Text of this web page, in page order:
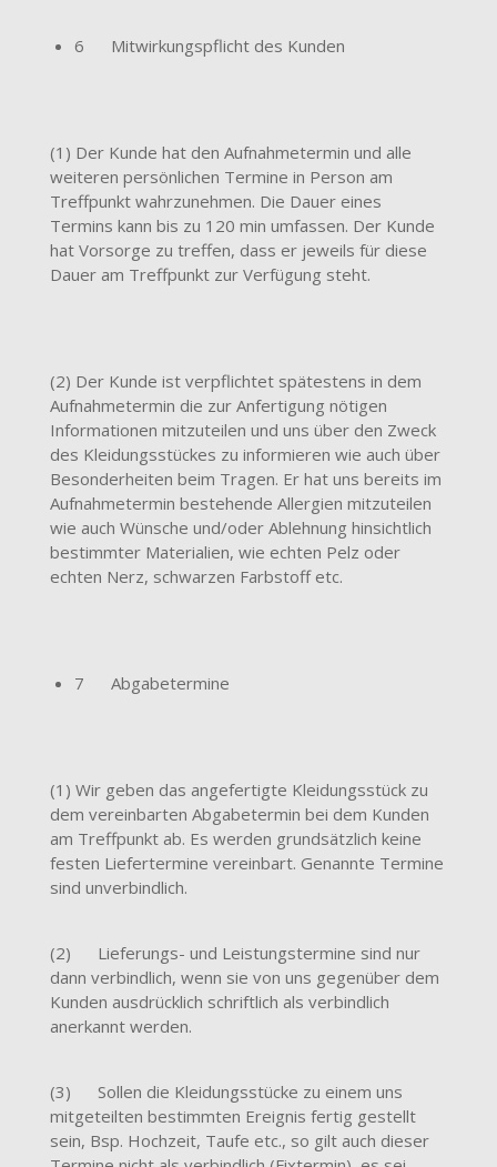
6 Mitwirkungspflicht des Kunden
(1) Der Kunde hat den Aufnahmetermin und alle
weiteren persönlichen Termine in Person am
Treffpunkt wahrzunehmen. Die Dauer eines
Termins kann bis zu 120 min umfassen. Der Kunde
hat Vorsorge zu treffen, dass er jeweils für diese
Dauer am Treffpunkt zur Verfügung steht.
(2) Der Kunde ist verpflichtet spätestens in dem
Aufnahmetermin die zur Anfertigung nötigen
Informationen mitzuteilen und uns über den Zweck
des Kleidungsstückes zu informieren wie auch über
Besonderheiten beim Tragen. Er hat uns bereits im
Aufnahmetermin bestehende Allergien mitzuteilen
wie auch Wünsche und/oder Ablehnung hinsichtlich
bestimmter Materialien, wie echten Pelz oder
echten Nerz, schwarzen Farbstoff etc.
7 Abgabetermine
(1) Wir geben das angefertigte Kleidungsstück zu
dem vereinbarten Abgabetermin bei dem Kunden
am Treffpunkt ab. Es werden grundsätzlich keine
festen Liefertermine vereinbart. Genannte Termine
sind unverbindlich.
(2) Lieferungs- und Leistungstermine sind nur
dann verbindlich, wenn sie von uns gegenüber dem
Kunden ausdrücklich schriftlich als verbindlich
anerkannt werden.
(3) Sollen die Kleidungsstücke zu einem uns
mitgeteilten bestimmten Ereignis fertig gestellt
sein, Bsp. Hochzeit, Taufe etc., so gilt auch dieser